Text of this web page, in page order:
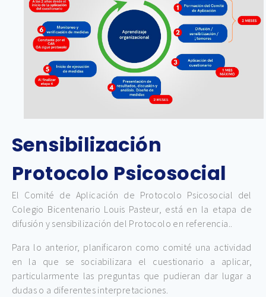
Sensibilización
Protocolo Psicosocial
El Comité de Aplicación de Protocolo Psicosocial del
Colegio Bicentenario Louis Pasteur, está en la etapa de
difusión y sensibilización del Protocolo en referencia..
Para lo anterior, planificaron como comité una actividad
en la que se sociabilizara el cuestionario a aplicar,
particularmente las preguntas que pudieran dar lugar a
dudas o a diferentes interpretaciones.